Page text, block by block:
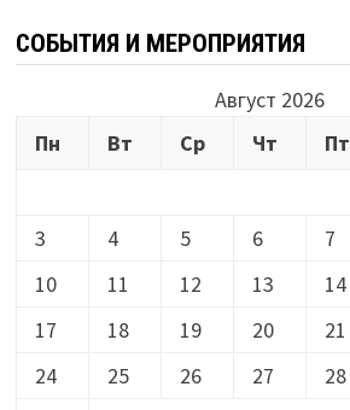
СОБЫТИЯ И МЕРОПРИЯТИЯ
Август 2026
Пн
Вт Ср Чт Пт
3
4 5 6 7
10
11 12 13 14
17
18 19 20 21
24
25 26 27 28